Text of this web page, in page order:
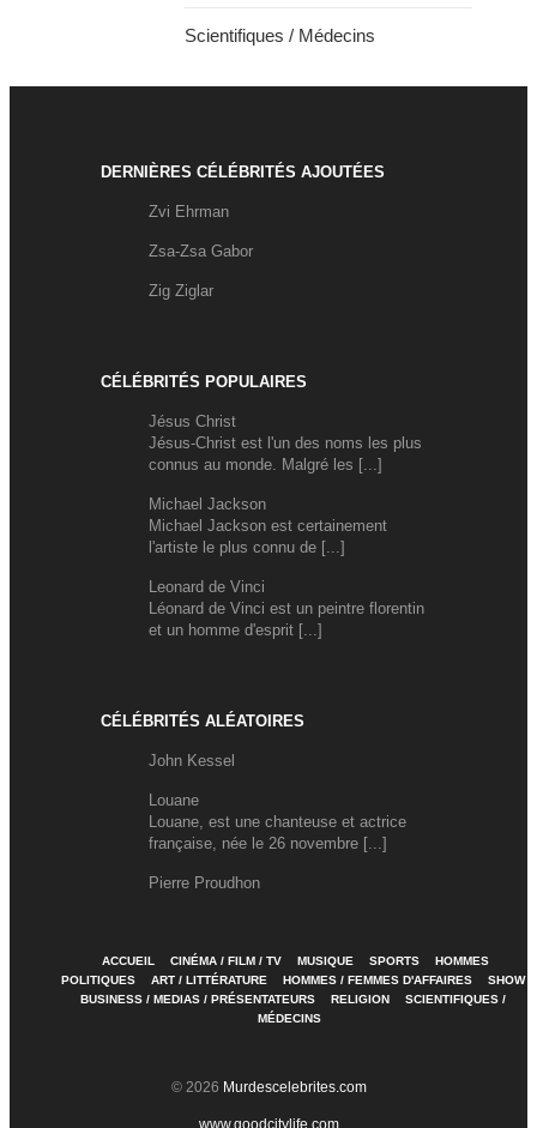
Scientifiques / Médecins
DERNIÈRES CÉLÉBRITÉS AJOUTÉES
Zvi Ehrman
Zsa-Zsa Gabor
Zig Ziglar
CÉLÉBRITÉS POPULAIRES
Jésus Christ
Jésus-Christ est l'un des noms les plus
connus au monde. Malgré les [...]
Michael Jackson
Michael Jackson est certainement
l'artiste le plus connu de [...]
Leonard de Vinci
Léonard de Vinci est un peintre florentin
et un homme d'esprit [...]
CÉLÉBRITÉS ALÉATOIRES
John Kessel
Louane
Louane, est une chanteuse et actrice
française, née le 26 novembre [...]
Pierre Proudhon
ACCUEIL CINÉMA / FILM / TV MUSIQUE SPORTS
HOMMES
POLITIQUES
ART / LITTÉRATURE HOMMES / FEMMES D'AFFAIRES
SHOW
BUSINESS / MEDIAS / PRÉSENTATEURS
RELIGION
SCIENTIFIQUES /
MÉDECINS
© 2026 Murdescelebrites.com
www.goodcitylife.com